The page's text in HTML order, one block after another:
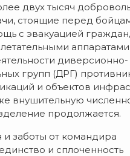
двух тысяч
стоящие перед
с эвакуацией
диверсионно-
групп (ДРГ)
и объектов
внушительную
продолжается.
заботы от командира
и сплоченность